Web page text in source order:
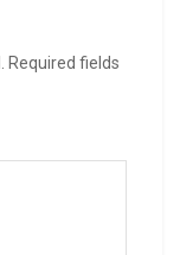
Required fields